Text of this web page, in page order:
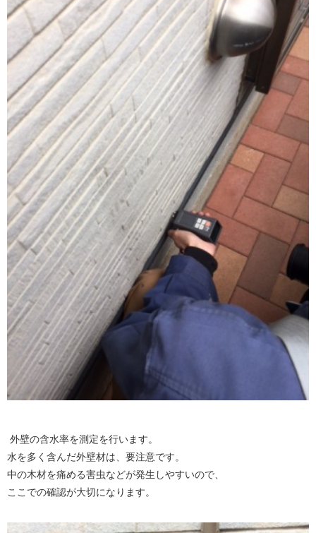
外壁の含水率を測定を行います。
水を多く含んだ外壁材は、要注意です。
中の木材を痛める害虫などが発生しやすいので、
ここでの確認が大切になります。